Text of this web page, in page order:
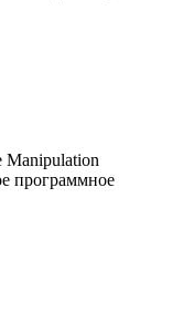
Manipulation
программное